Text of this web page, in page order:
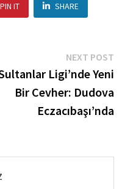
PIN IT SHARE
NEXT POST
Ligi’nde Yeni
Bir Cevher: Dudova
Eczacıbaşı’nda